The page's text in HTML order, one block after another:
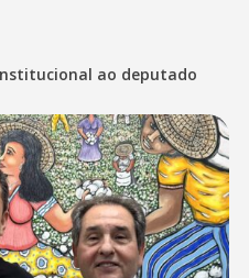
ao deputado